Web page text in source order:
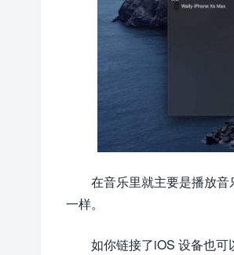
在音乐里就主要是播放
一样。
如你链接了iOS 设备也可